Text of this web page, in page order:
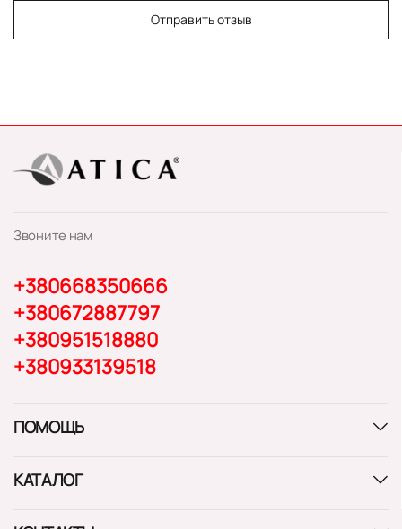
Отправить отзыв
Звоните нам
+380668350666
+380672887797
+380951518880
+380933139518
ПОМОЩЬ
КАТАЛОГ